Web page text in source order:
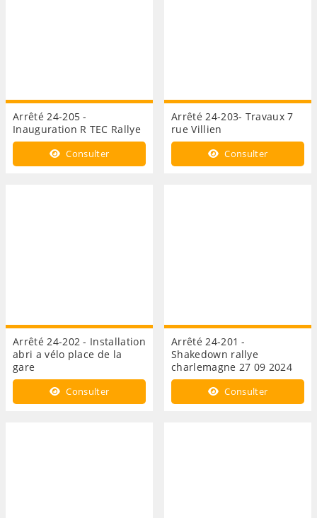
Arrêté 24-205 -
Inauguration R TEC Rallye
Consulter
Arrêté 24-203- Travaux 7
rue Villien
Consulter
Arrêté 24-202 - Installation
abri a vélo place de la
gare
Consulter
Arrêté 24-201 -
Shakedown rallye
charlemagne 27 09 2024
Consulter